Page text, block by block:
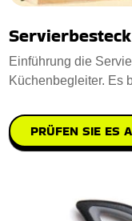
Einführung die
Küchenbegleiter. Es
PRÜFEN SIE ES